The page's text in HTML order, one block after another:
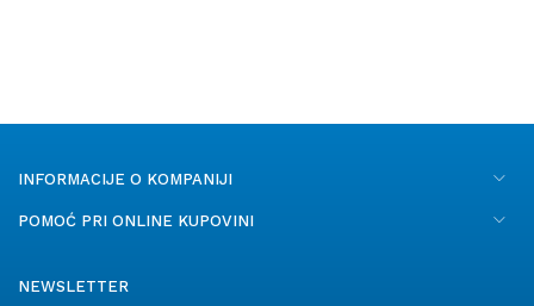
INFORMACIJE O KOMPANIJI
POMOĆ PRI ONLINE KUPOVINI
NEWSLETTER